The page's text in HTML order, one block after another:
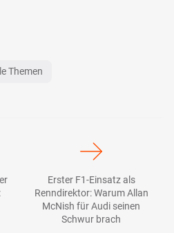
Themen
Erster F1-Einsatz als
Renndirektor: Warum Allan
McNish für Audi seinen
Schwur brach